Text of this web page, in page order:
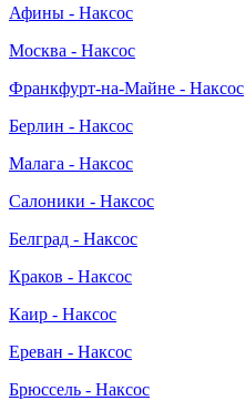
Афины - Наксос
Москва - Наксос
Франкфурт-на-Майне - Наксос
Берлин - Наксос
Малага - Наксос
Салоники - Наксос
Белград - Наксос
Краков - Наксос
Каир - Наксос
Ереван - Наксос
Брюссель - Наксос